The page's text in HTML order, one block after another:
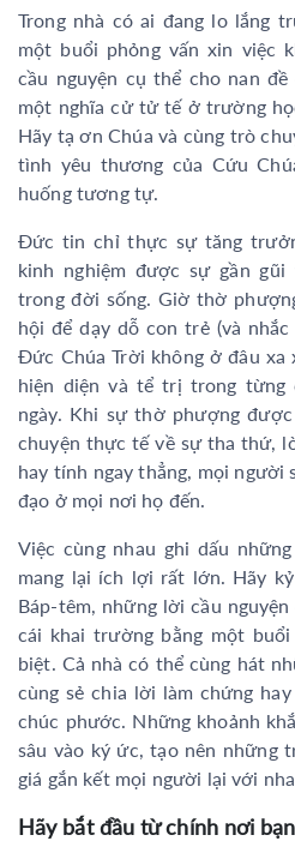
Trong nhà có ai đang lo lắng
một buổi phỏng vấn xin việc
cầu nguyện cụ thể cho nan
một nghĩa cử tử tế ở trường
Hãy tạ ơn Chúa và cùng trò
tình yêu thương của Cứu
huống tương tự.
Đức tin chỉ thực sự tăng
kinh nghiệm được sự gần
trong đời sống. Giờ thờ
hội để dạy dỗ con trẻ (và
Đức Chúa Trời không ở đâu
hiện diện và tể trị trong
ngày. Khi sự thờ phượng
chuyện thực tế về sự tha thứ,
hay tính ngay thẳng, mọi người
đạo ở mọi nơi họ đến.
Việc cùng nhau ghi dấu
mang lại ích lợi rất lớn. Hãy
Báp-têm, những lời cầu
cái khai trường bằng một
biệt. Cả nhà có thể cùng hát
cùng sẻ chia lời làm chứng
chúc phước. Những khoảnh
sâu vào ký ức, tạo nên những
giá gắn kết mọi người lại với
Hãy bắt đầu từ chính nơi